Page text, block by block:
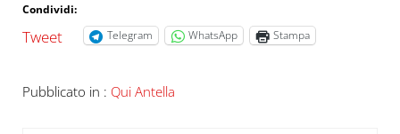
Condividi:
Tweet Telegram WhatsApp Stampa
Pubblicato in : Qui Antella